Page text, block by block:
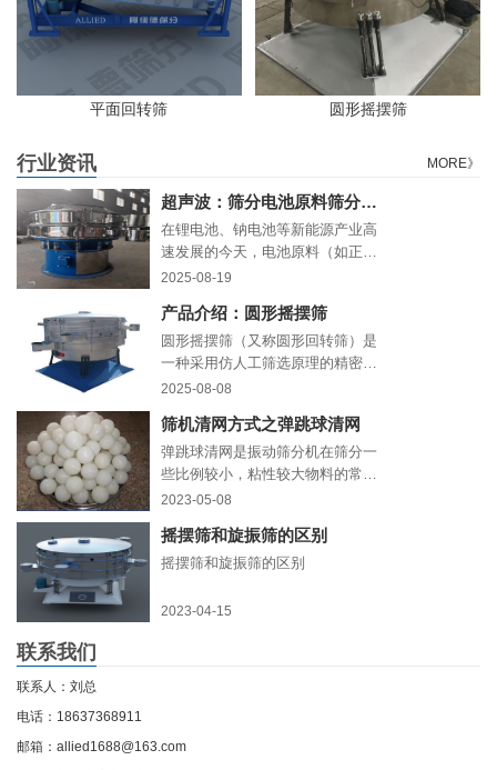
平面回转筛 圆形摇摆筛
行业资讯 MORE》
超声波：筛分电池原料筛分难题的“高精度利器
在锂电池、钠电池等新能源产业高
速发展的今天，电池原料（如正负
极材料、导电剂、隔膜粉末等）的
性能与安全性。传统振动筛分易堵
网、效率低，而超声波旋振筛凭
借“超声+旋振”双动力技术，正成为
电池材料精细化生产的核心设备。
2025-08-19
产品介绍：圆形摇摆筛
圆形摇摆筛（又称圆形回转筛）是
一种采用仿人工筛选原理的精密筛
分设备
2025-08-08
筛机清网方式之弹跳球清网
弹跳球清网是振动筛分机在筛分一
些比例较小，粘性较大物料的常用
的一种清网方式，弹跳球通常位于
上，通常，十公分之内防止5-8个弹
跳球即可。
2023-05-08
摇摆筛和旋振筛的区别
摇摆筛和旋振筛的区别
2023-04-15
联系我们
联系人：刘总
电话：18637368911
邮箱：allied1688@163.com